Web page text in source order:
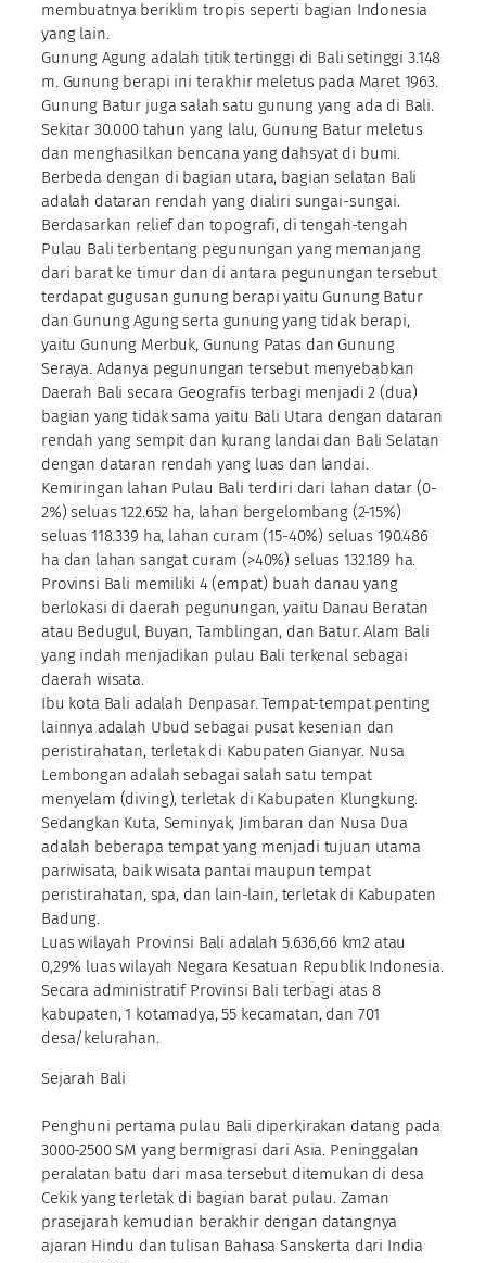
membuatnya beriklim tropis seperti bagian Indonesia
yang lain.
Gunung Agung adalah titik tertinggi di Bali setinggi 3.148
m. Gunung berapi ini terakhir meletus pada Maret 1963.
Gunung Batur juga salah satu gunung yang ada di Bali.
Sekitar 30.000 tahun yang lalu, Gunung Batur meletus
dan menghasilkan bencana yang dahsyat di bumi.
Berbeda dengan di bagian utara, bagian selatan Bali
adalah dataran rendah yang dialiri sungai-sungai.
Berdasarkan relief dan topografi, di tengah-tengah
Pulau Bali terbentang pegunungan yang memanjang
dari barat ke timur dan di antara pegunungan tersebut
terdapat gugusan gunung berapi yaitu Gunung Batur
dan Gunung Agung serta gunung yang tidak berapi,
yaitu Gunung Merbuk, Gunung Patas dan Gunung
Seraya. Adanya pegunungan tersebut menyebabkan
Daerah Bali secara Geografis terbagi menjadi 2 (dua)
bagian yang tidak sama yaitu Bali Utara dengan dataran
rendah yang sempit dan kurang landai dan Bali Selatan
dengan dataran rendah yang luas dan landai.
Kemiringan lahan Pulau Bali terdiri dari lahan datar (0-
2%) seluas 122.652 ha, lahan bergelombang (2-15%)
seluas 118.339 ha, lahan curam (15-40%) seluas 190.486
ha dan lahan sangat curam (>40%) seluas 132.189 ha.
Provinsi Bali memiliki 4 (empat) buah danau yang
berlokasi di daerah pegunungan, yaitu Danau Beratan
atau Bedugul, Buyan, Tamblingan, dan Batur. Alam Bali
yang indah menjadikan pulau Bali terkenal sebagai
daerah wisata.
Ibu kota Bali adalah Denpasar. Tempat-tempat penting
lainnya adalah Ubud sebagai pusat kesenian dan
peristirahatan, terletak di Kabupaten Gianyar. Nusa
Lembongan adalah sebagai salah satu tempat
menyelam (diving), terletak di Kabupaten Klungkung.
Sedangkan Kuta, Seminyak, Jimbaran dan Nusa Dua
adalah beberapa tempat yang menjadi tujuan utama
pariwisata, baik wisata pantai maupun tempat
peristirahatan, spa, dan lain-lain, terletak di Kabupaten
Badung.
Luas wilayah Provinsi Bali adalah 5.636,66 km2 atau
0,29% luas wilayah Negara Kesatuan Republik Indonesia.
Secara administratif Provinsi Bali terbagi atas 8
kabupaten, 1 kotamadya, 55 kecamatan, dan 701
desa/kelurahan.
Sejarah Bali
Penghuni pertama pulau Bali diperkirakan datang pada
3000-2500 SM yang bermigrasi dari Asia. Peninggalan
peralatan batu dari masa tersebut ditemukan di desa
Cekik yang terletak di bagian barat pulau. Zaman
prasejarah kemudian berakhir dengan datangnya
ajaran Hindu dan tulisan Bahasa Sanskerta dari India